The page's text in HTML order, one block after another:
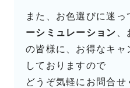
また、お色選びに迷
ーシミュレーション
の皆様に、お得なキ
しておりますので
どうぞ気軽にお問合せ